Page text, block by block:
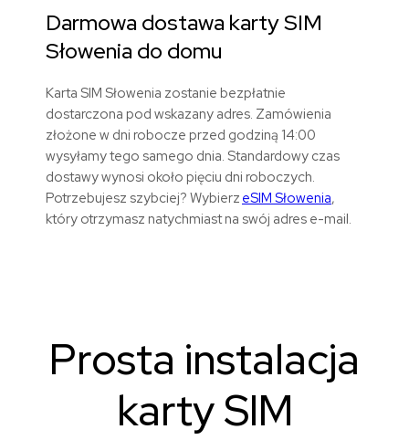
Darmowa dostawa karty SIM
Słowenia do domu
Karta SIM Słowenia zostanie bezpłatnie
dostarczona pod wskazany adres. Zamówienia
złożone w dni robocze przed godziną 14:00
wysyłamy tego samego dnia. Standardowy czas
dostawy wynosi około pięciu dni roboczych.
Potrzebujesz szybciej? Wybierz eSIM Słowenia,
który otrzymasz natychmiast na swój adres e-mail.
Prosta instalacja
karty SIM